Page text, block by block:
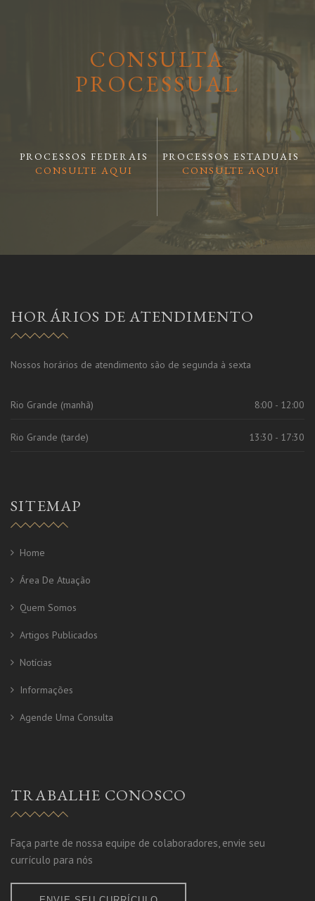
CONSULTA
PROCESSUAL
PROCESSOS FEDERAIS
CONSULTE AQUI
PROCESSOS ESTADUAIS
CONSULTE AQUI
HORÁRIOS DE ATENDIMENTO
Nossos horários de atendimento são de segunda à sexta
Rio Grande (manhã) 8:00 - 12:00
Rio Grande (tarde) 13:30 - 17:30
SITEMAP
Home
Área De Atuação
Quem Somos
Artigos Publicados
Notícias
Informações
Agende Uma Consulta
TRABALHE CONOSCO
Faça parte de nossa equipe de colaboradores, envie seu
currículo para nós